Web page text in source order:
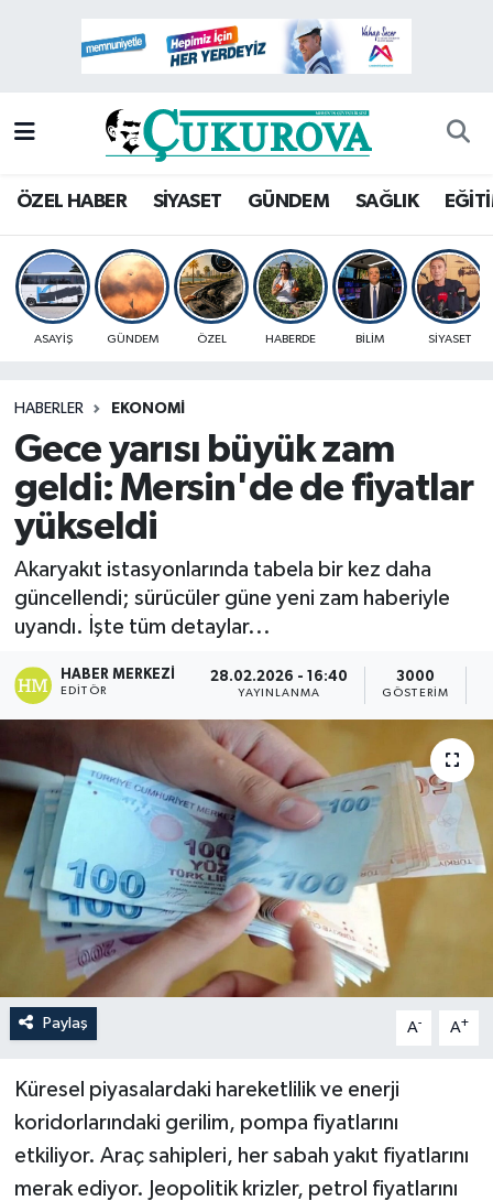
ÖZEL HABER SİYASET GÜNDEM SAĞLIK
ASAYİŞ GÜNDEM ÖZEL HABERDE BİLİM SİYASET
HABERLER EKONOMİ
Gece yarısı büyük zam
geldi: Mersin'de de fiyatlar
yükseldi
Akaryakıt istasyonlarında tabela bir kez daha
güncellendi; sürücüler güne yeni zam haberiyle
uyandı. İşte tüm detaylar...
HABER MERKEZI
EDITÖR
28.02.2026 - 16:40
YAYINLANMA
3000
GÖSTERIM
Paylaş A- A+
Küresel piyasalardaki hareketlilik ve enerji
koridorlarındaki gerilim, pompa fiyatlarını
etkiliyor. Araç sahipleri, her sabah yakıt fiyatlarını
merak ediyor. Jeopolitik krizler, petrol fiyatlarını
Mersin Hava Durumu
Mersin Namaz Vakitleri
Mersin Trafik Yoğunluk Haritası
Süper Lig Puan Durumu ve Fikstür
Haber Arşivi